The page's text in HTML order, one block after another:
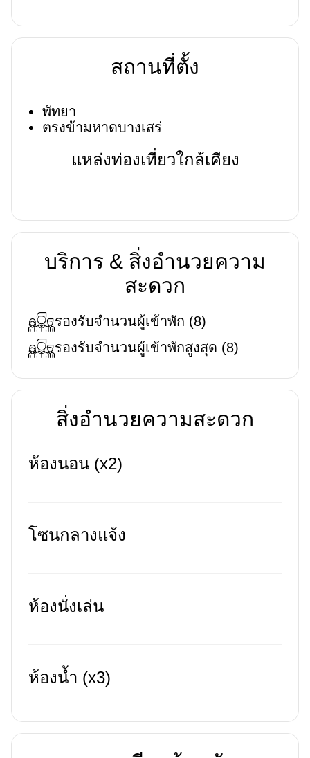
สถานที่ตั้ง
พัทยา
ตรงข้ามหาดบางเสร่
แหล่งท่องเที่ยวใกล้เคียง
บริการ & สิ่งอำนวยความ
สะดวก
รองรับจำนวนผู้เข้าพัก (8)
รองรับจำนวนผู้เข้าพักสูงสุด (8)
สิ่งอำนวยความสะดวก
ห้องนอน (x2)
โซนกลางแจ้ง
ห้องนั่งเล่น
ห้องน้ำ (x3)